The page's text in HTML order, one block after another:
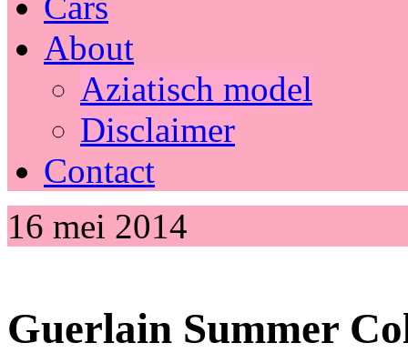
About
Aziatisch model
Disclaimer
Contact
16 mei 2014
Guerlain Summer